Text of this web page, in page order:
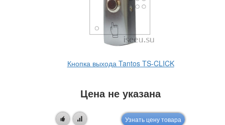
Кнопка выхода Tantos TS-CLICK
Цена не указана
Узнать цену товара